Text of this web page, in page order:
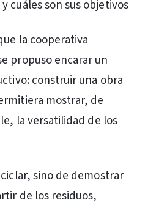
cuáles son sus objetivos
la cooperativa
propuso encarar un
construir una obra
mostrar, de
la versatilidad de los
sino de demostrar
de los residuos,